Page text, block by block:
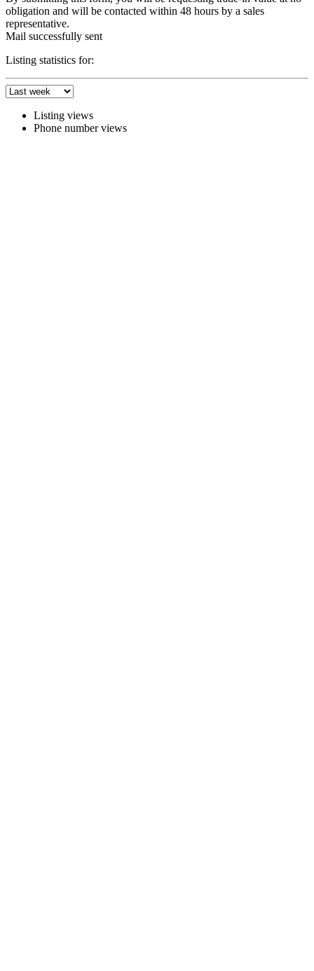
obligation and will be contacted within 48 hours by a sales
representative.
Mail successfully sent
Listing statistics for:
Listing views
Phone number views